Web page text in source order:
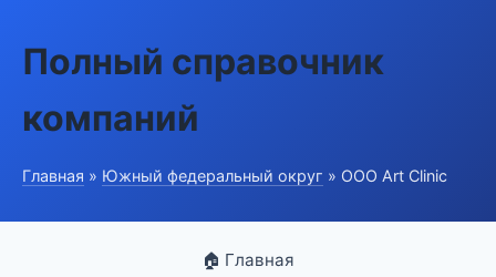
Полный справочник
компаний
Главная » Южный федеральный округ » ООО Art Clinic
🏠 Главная